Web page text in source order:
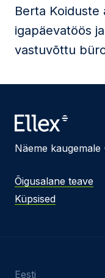
Nõustun
Seda veebilehte
Saada
Berta
igapäevatöös
vastuvõttu
Näeme
Õigusalane teave
Küpsised
Eesti